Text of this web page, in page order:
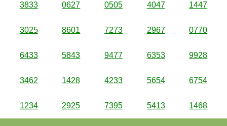
3833 0627 0505 4047 1447
3025 8601 7273 2967 0770
6433 5843 9477 6353 9928
3462 1428 4233 5654 6754
1234 2925 7395 5413 1468